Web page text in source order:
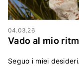
04.03.26
Vado al mio
Seguo i miei